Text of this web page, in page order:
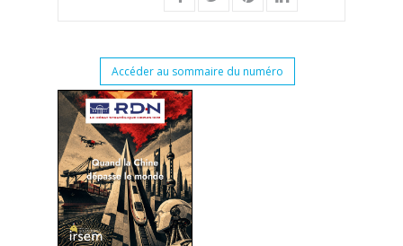
Accéder au sommaire du numéro